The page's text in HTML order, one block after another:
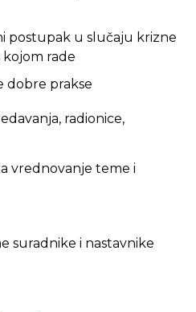
postupak u slučaju krizne
kojom rade
dobre prakse
radionice,
vrednovanje teme i
suradnike i nastavnike